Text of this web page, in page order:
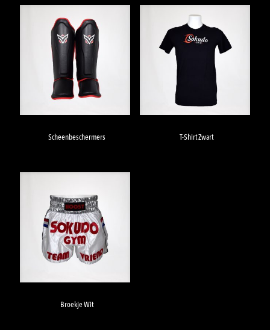
Scheenbeschermers T-Shirt Zwart
Broekje Wit